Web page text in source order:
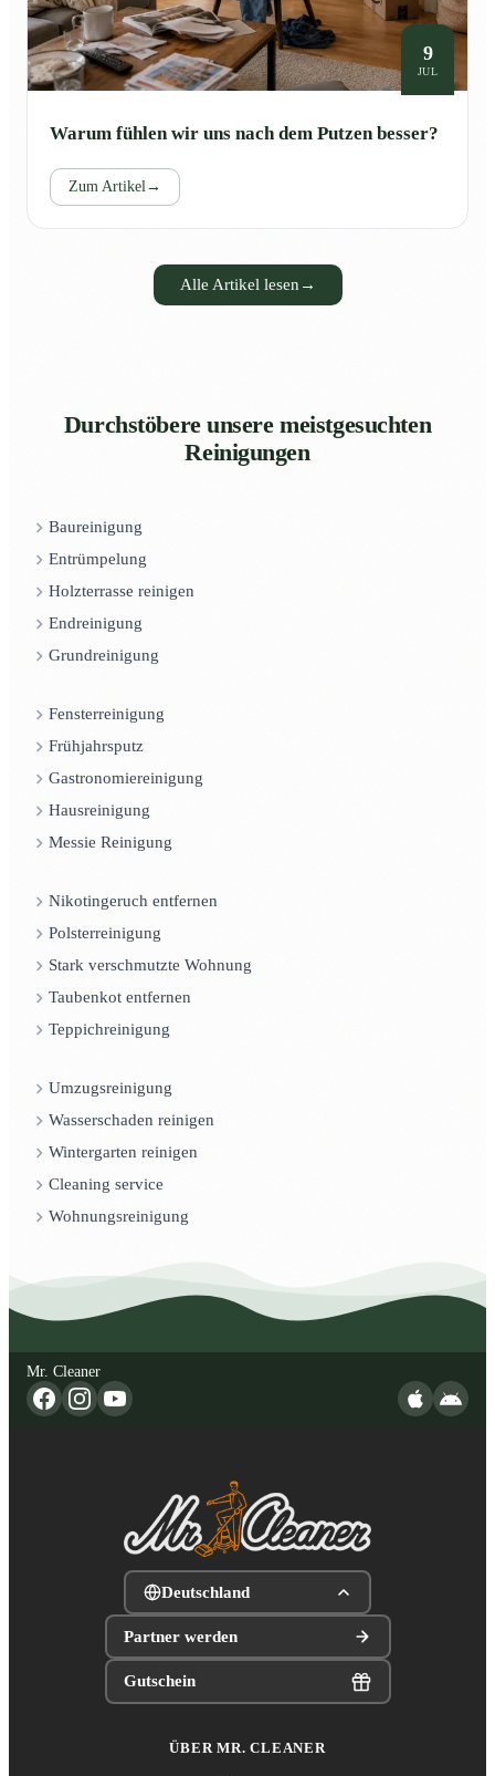
9
JUL
Warum fühlen wir uns nach dem Putzen besser?
Zum Artikel→
Alle Artikel lesen →
Durchstöbere unsere meistgesuchten
Reinigungen
Baureinigung
Entrümpelung
Holzterrasse reinigen
Endreinigung
Grundreinigung
Fensterreinigung
Frühjahrsputz
Gastronomiereinigung
Hausreinigung
Messie Reinigung
Nikotingeruch entfernen
Polsterreinigung
Stark verschmutzte Wohnung
Taubenkot entfernen
Teppichreinigung
Umzugsreinigung
Wasserschaden reinigen
Wintergarten reinigen
Cleaning service
Wohnungsreinigung
Mr. Cleaner
Deutschland
Partner werden
Gutschein
ÜBER MR. CLEANER